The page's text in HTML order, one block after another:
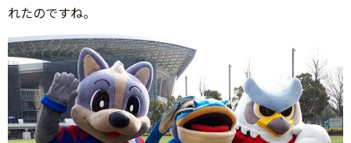
れたのですね。